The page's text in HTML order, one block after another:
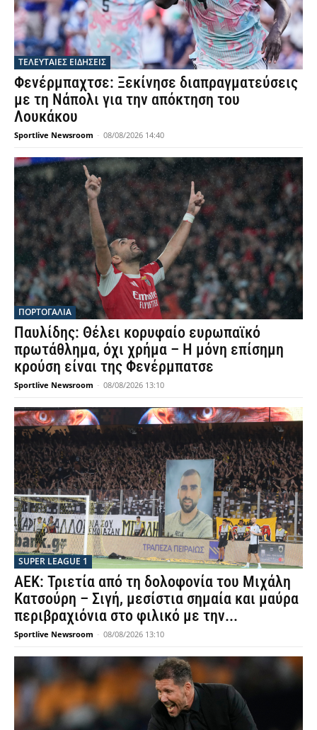
ΤΕΛΕΥΤΑΙΕΣ ΕΙΔΗΣΕΙΣ
Φενέρμπαχτσε: Ξεκίνησε διαπραγματεύσεις
με τη Νάπολι για την απόκτηση του
Λουκάκου
Sportlive Newsroom - 08/08/2026 14:40
ΠΟΡΤΟΓΑΛΙΑ
Παυλίδης: Θέλει κορυφαίο ευρωπαϊκό
πρωτάθλημα, όχι χρήμα – Η μόνη επίσημη
κρούση είναι της Φενέρμπατσε
Sportlive Newsroom - 08/08/2026 13:10
SUPER LEAGUE 1
ΑΕΚ: Τριετία από τη δολοφονία του Μιχάλη
Κατσούρη – Σιγή, μεσίστια σημαία και μαύρα
περιβραχιόνια στο φιλικό με την...
Sportlive Newsroom - 08/08/2026 13:10